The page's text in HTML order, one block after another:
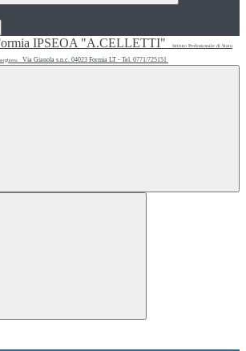
IPSEOA "A.CELLETTI" Istituto Professionale di Stato
Via Gianola s.n.c. 04023 Formia LT - Tel. 0771/725151